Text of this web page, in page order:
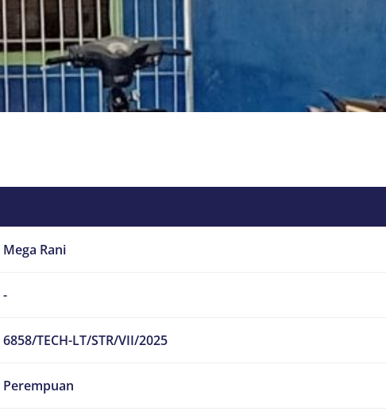
Mega Rani
-
6858/TECH-LT/STR/VII/2025
Perempuan